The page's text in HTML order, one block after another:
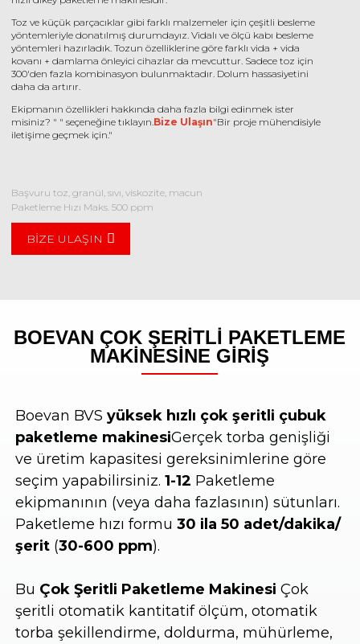
Toz ve küçük parçacıklar gibi farklı malzemeler için çeşitli besleme
yöntemleriyle donatılmış durumdayız. Vidalı ve ölçü kabı besleme
yöntemleri hazırladık. Tozun özelliklerine göre farklı vida + vida
kovanı + damlama önleyici cihazlar da mevcuttur. Sadece toz için
300'den fazla kombinasyon bulunmaktadır. Dolum hassasiyetini
daha da artırır.
Ekipmanın özellikleri hakkında daha fazla bilgi edinmek ister
misiniz? " " seçeneğine tıklayın. Bize Ulaşın"Bir proje mühendisiyle
iletişime geçmek için."
Başvuru toz, granül, sıvı, viskozite, macun
Paketleme Hızı Maks. 500 ppm
BIZE ULAŞIN
BOEVAN ÇOK ŞERITLI PAKETLEME
MAKINESINE GIRIŞ
Boevan BVS yüksek hızlı çok şeritli çubuk
paketleme makinesiGerçek torba genişliği
ve üretim kapasitesi gereksinimlerine göre
seçim yapabilirsiniz. 1-12 Paketleme
ekipmanının (veya daha fazlasının) sütunları.
Paketleme hızı formu 30 ila 50 adet/dakika/
şerit(30-600 ppm).
Bu Çok Şeritli Paketleme Makinesi Çok
şeritli otomatik kantitatif ölçüm, otomatik
torba şekillendirme, doldurma, mühürleme,